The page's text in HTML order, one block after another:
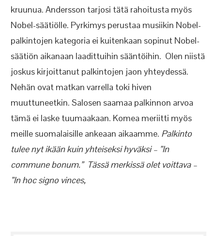
kruunua. Andersson tarjosi tätä rahoitusta myös
Nobel-säätiölle. Pyrkimys perustaa musiikin Nobel-
palkintojen kategoria ei kuitenkaan sopinut Nobel-
säätiön aikanaan laadittuihin sääntöihin. Olen niistä
joskus kirjoittanut palkintojen jaon yhteydessä.
Nehän ovat matkan varrella toki hiven
muuttuneetkin. Salosen saamaa palkinnon arvoa
tämä ei laske tuumaakaan. Komea meriitti myös
meille suomalaisille ankeaan aikaamme. Palkinto
tulee nyt ikään kuin yhteiseksi hyväksi – ”In
commune bonum.” Tässä merkissä olet voittava –
”In hoc signo vinces,